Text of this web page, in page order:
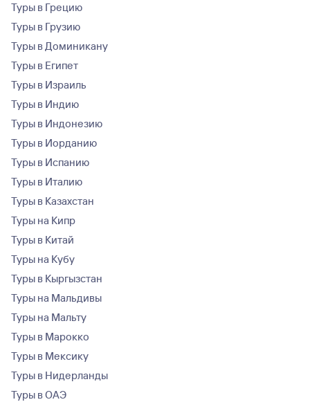
Туры в Грецию
Туры в Грузию
Туры в Доминикану
Туры в Египет
Туры в Израиль
Туры в Индию
Туры в Индонезию
Туры в Иорданию
Туры в Испанию
Туры в Италию
Туры в Казахстан
Туры на Кипр
Туры в Китай
Туры на Кубу
Туры в Кыргызстан
Туры на Мальдивы
Туры на Мальту
Туры в Марокко
Туры в Мексику
Туры в Нидерланды
Туры в ОАЭ